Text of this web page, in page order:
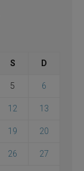
S D
5 6
12 13
19 20
26 27